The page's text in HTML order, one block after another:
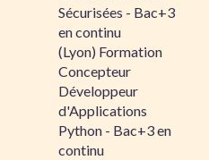
Sécurisées - Bac+3
en continu
(Lyon) Formation
Concepteur
Développeur
d'Applications
Python - Bac+3 en
continu